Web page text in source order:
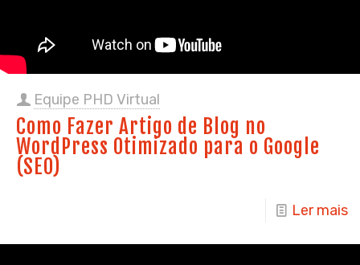
Equipe PHD Virtual
Como Fazer Artigo de Blog no
WordPress Otimizado para o Google
(SEO)
Ler mais